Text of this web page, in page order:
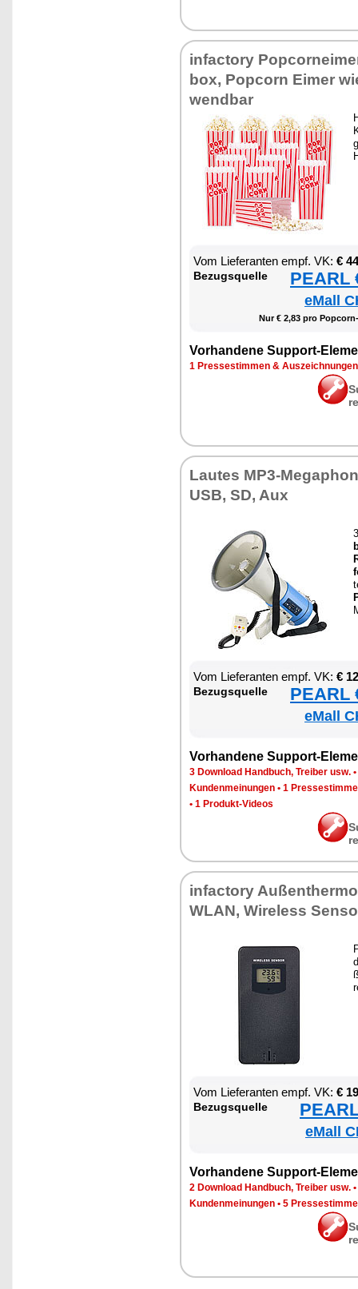
in­fac­to­ry
box, Pop­corn Ei­mer
wend­bar
Vom Lie­fe­ran­ten empf. VK: €
Be­zugs­quel­le PEARL
eMall
Nur € 2,83 pro
Vor­han­de­ne Sup­port-
1 Pres­se­stim­men & Aus­zeich­nun­gen
Lau­tes MP3-
USB, SD, Aux
Vom Lie­fe­ran­ten empf. VK: €
Be­zugs­quel­le PEARL
eMall
Vor­han­de­ne Sup­port-
3 Down­load Hand­buch, Trei­ber usw. •
Kun­den­mei­nun­gen • 1
• 1 Pro­dukt-Vi­de­os
in­fac­to­ry
WLAN, Wire­less
Vom Lie­fe­ran­ten empf. VK: €
Be­zugs­quel­le
eMall
Vor­han­de­ne Sup­port-
2 Down­load Hand­buch, Trei­ber usw. •
Kun­den­mei­nun­gen • 5